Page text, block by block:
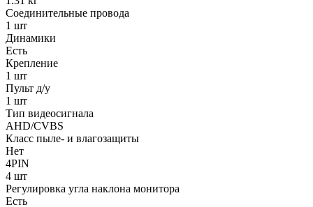
Соединительные провода
1 шт
Динамики
Есть
Крепление
1 шт
Пульт д/у
1 шт
Тип видеосигнала
AHD/CVBS
Класс пыле- и влагозащиты
Нет
4PIN
4 шт
Регулировка угла наклона монитора
Есть